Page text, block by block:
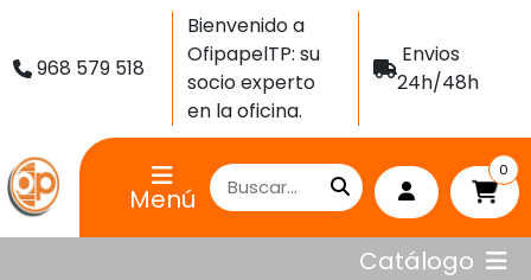
968 579 518
Bienvenido a
OfipapelTP: su
socio experto
en la oficina.
Envios
24h/48h
Menú
0
Catálogo